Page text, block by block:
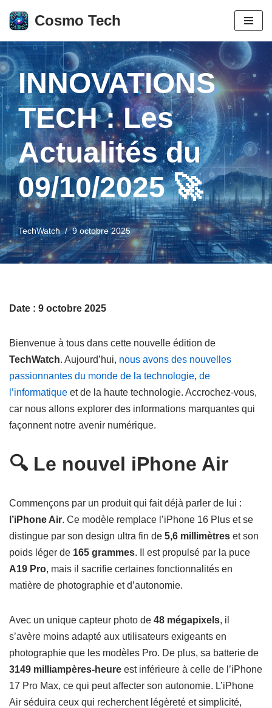
Aller
au
contenu
Cosmo Tech
INNOVATIONS
TECH : Les
Actualités du
09/10/2025 🚀
TechWatch 9 octobre 2025
Date : 9 octobre 2025
Bienvenue à tous dans cette nouvelle édition de
TechWatch. Aujourd’hui, nous avons des nouvelles
passionnantes du monde de la technologie, de
l’informatique et de la haute technologie. Accrochez-vous,
car nous allons explorer des informations marquantes qui
façonnent notre avenir numérique.
🔍 Le nouvel iPhone Air
Commençons par un produit qui fait déjà parler de lui :
l’iPhone Air. Ce modèle remplace l’iPhone 16 Plus et se
distingue par son design ultra fin de 5,6 millimètres et son
poids léger de 165 grammes. Il est propulsé par la puce
A19 Pro, mais il sacrifie certaines fonctionnalités en
matière de photographie et d’autonomie.
Avec un unique capteur photo de 48 mégapixels, il
s’avère moins adapté aux utilisateurs exigeants en
photographie que les modèles Pro. De plus, sa batterie de
3149 milliampères-heure est inférieure à celle de l’iPhone
17 Pro Max, ce qui peut affecter son autonomie. L’iPhone
Air séduira ceux qui recherchent légèreté et simplicité,